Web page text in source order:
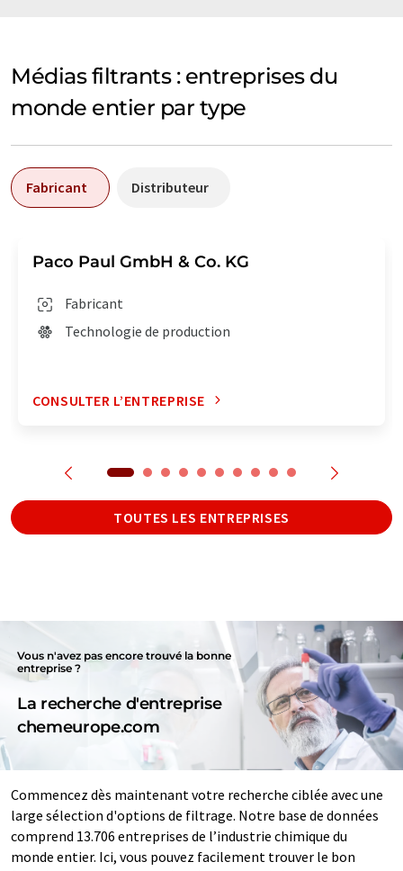
Médias filtrants : entreprises du
monde entier par type
Fabricant Distributeur
Paco Paul GmbH & Co. KG
Fabricant
Technologie de production
CONSULTER L’ENTREPRISE
TOUTES LES ENTREPRISES
Vous n'avez pas encore trouvé la bonne
entreprise ?
La recherche d'entreprise
chemeurope.com
Commencez dès maintenant votre recherche ciblée avec une
large sélection d'options de filtrage. Notre base de données
comprend 13.706 entreprises de l’industrie chimique du
monde entier. Ici, vous pouvez facilement trouver le bon